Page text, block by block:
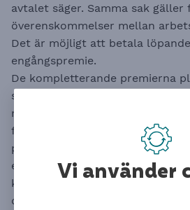
avtalet säger. Samma sak
överenskommelser mellan
Det är möjligt att betala
engångspremie.
De kompletterande premierna
sätt som bestämts för den delen
måste placeras i en traditionell
fördelarna med det är de låga
pensionskapitalet jämfört med
erbjudanden som finns. Andra
kompletterande premierna på
de val som redan har gjorts för
Vi använder